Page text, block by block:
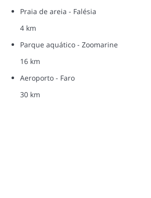
Praia de areia - Falésia
4 km
Parque aquático - Zoomarine
16 km
Aeroporto - Faro
30 km